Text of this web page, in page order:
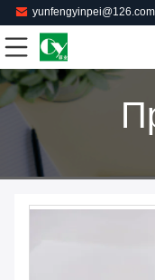
yunfengyinpei@126.com